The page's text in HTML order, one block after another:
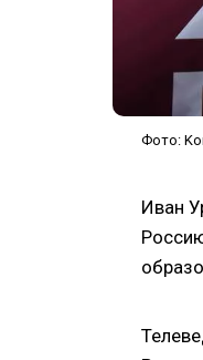
Фото:
Иван